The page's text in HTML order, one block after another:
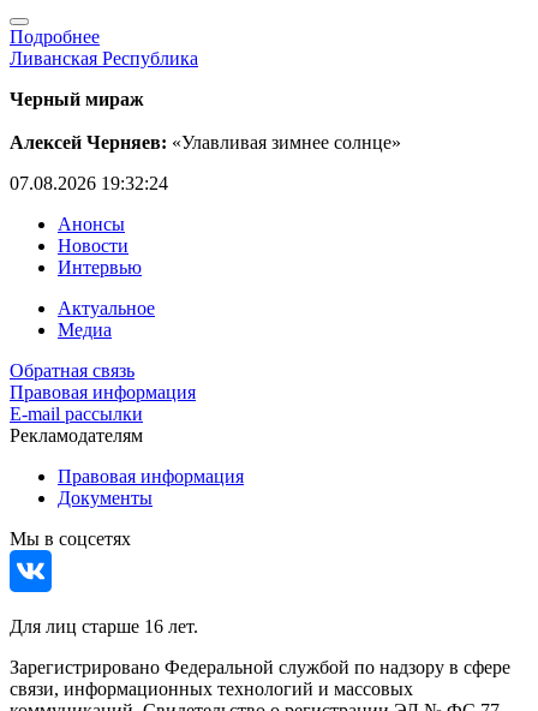
Подробнее
Ливанская Республика
Черный мираж
Алексей Черняев: «Улавливая зимнее солнце»
07.08.2026 19:32:24
Анонсы
Новости
Интервью
Актуальное
Медиа
Обратная связь
Правовая информация
E-mail рассылки
Рекламодателям
Правовая информация
Документы
Мы в соцсетях
Для лиц старше 16 лет.
Зарегистрировано Федеральной службой по надзору в сфере
связи, информационных технологий и массовых